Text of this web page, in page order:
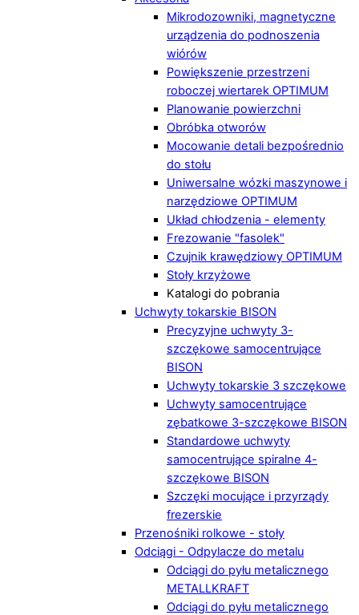
Mikrodozowniki, magnetyczne
urządzenia do podnoszenia
wiórów
Powiększenie przestrzeni
roboczej wiertarek OPTIMUM
Planowanie powierzchni
Obróbka otworów
Mocowanie detali bezpośrednio
do stołu
Uniwersalne wózki maszynowe i
narzędziowe OPTIMUM
Układ chłodzenia - elementy
Frezowanie "fasolek"
Czujnik krawędziowy OPTIMUM
Stoły krzyżowe
Katalogi do pobrania
Uchwyty tokarskie BISON
Precyzyjne uchwyty 3-
szczękowe samocentrujące
BISON
Uchwyty tokarskie 3 szczękowe
Uchwyty samocentrujące
zębatkowe 3-szczękowe BISON
Standardowe uchwyty
samocentrujące spiralne 4-
szczękowe BISON
Szczęki mocujące i przyrządy
frezerskie
Przenośniki rolkowe - stoły
Odciągi - Odpylacze do metalu
Odciągi do pyłu metalicznego
METALLKRAFT
Odciągi do pyłu metalicznego